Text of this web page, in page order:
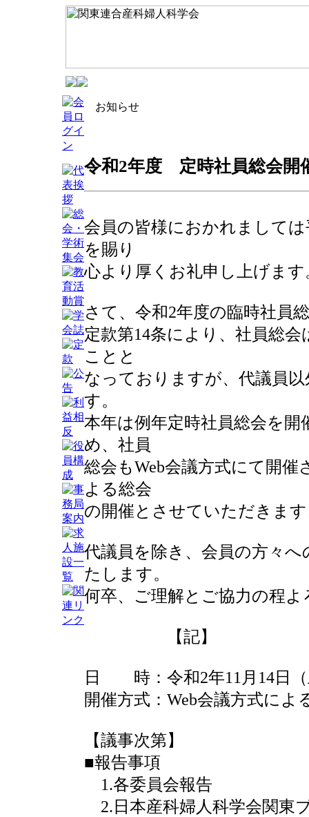
お知らせ
令和2年度 定時社員総会開
会員の皆様におかれまして
を賜り
心より厚くお礼申し上げます
さて、令和2年度の臨時社員
定款第14条により、社員総
ことと
なっておりますが、代議員
す。
本年は例年定時社員総会を
め、社員
総会もWeb会議方式にて開
よる総会
の開催とさせていただきま
代議員を除き、会員の方々
たします。
何卒、ご理解とご協力の程
【記】
日 時：令和2年11月14日（
開催方式：Web会議方式によ
【議事次第】
■報告事項
1.各委員会報告
2.日本産科婦人科学会関東